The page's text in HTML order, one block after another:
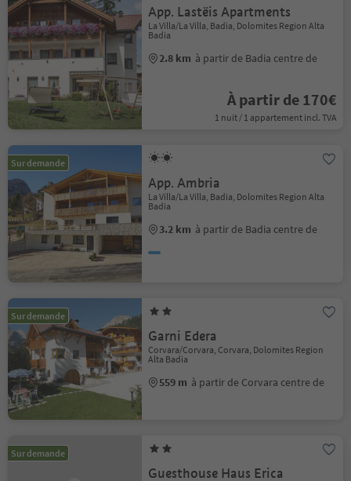
App. Lastëis Apartments
La Villa/La Villa, Badia, Dolomites Region Alta
Badia
2.8 km à partir de Badia centre de
À partir de 170€
1 nuit / 1 appartement incl. TVA
Sur demande
App. Ambria
La Villa/La Villa, Badia, Dolomites Region Alta
Badia
3.2 km à partir de Badia centre de
Sur demande
Garni Edera
Corvara/Corvara, Corvara, Dolomites Region
Alta Badia
559 m à partir de Corvara centre de
Sur demande
Guesthouse Haus Erica